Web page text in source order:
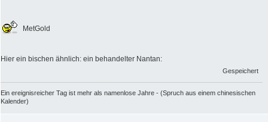
MetGold
Hier ein bischen ähnlich: ein behandelter Nantan:
Gespeichert
Ein ereignisreicher Tag ist mehr als namenlose Jahre - (Spruch aus einem chinesischen
Kalender)